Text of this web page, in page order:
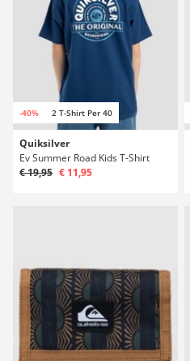
-40% 2 T-Shirt Per 40
Quiksilver
Ev Summer Road Kids T-Shirt
€ 19,95 € 11,95